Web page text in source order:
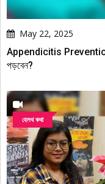
May 22, 2025
Appendicitis Prevention:
পড়বেন?
হেলথ কথা